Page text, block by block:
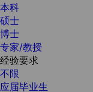
本科
硕士
博士
专家/教授
经验要求
不限
应届毕业生